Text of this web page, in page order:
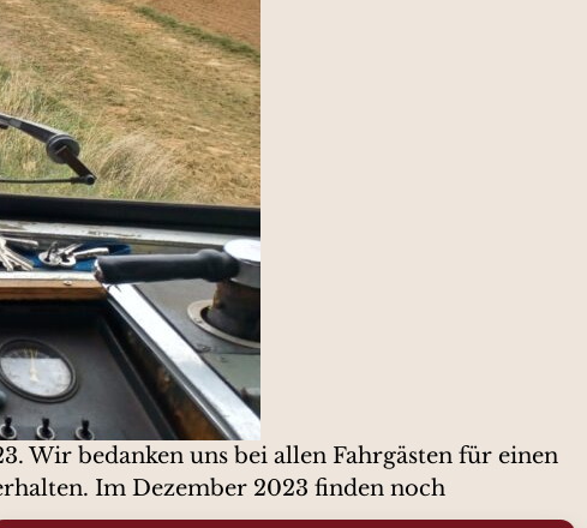
Wir bedanken uns bei allen Fahrgästen für einen
Im Dezember 2023 finden noch